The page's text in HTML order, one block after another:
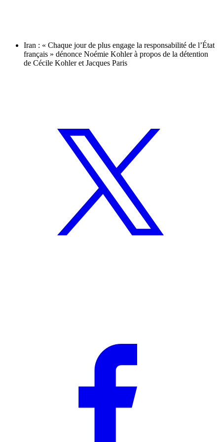
Iran : « Chaque jour de plus engage la responsabilité de l’État
français » dénonce Noémie Kohler à propos de la détention
de Cécile Kohler et Jacques Paris